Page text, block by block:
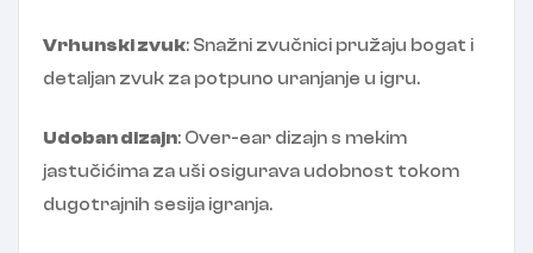
Vrhunski zvuk: Snažni zvučnici pružaju bogat i
detaljan zvuk za potpuno uranjanje u igru.
Udoban dizajn: Over-ear dizajn s mekim
jastučićima za uši osigurava udobnost tokom
dugotrajnih sesija igranja.